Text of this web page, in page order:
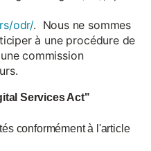
odr/. Nous ne sommes
à une procédure de
commission
Services Act"
conformément à l'article